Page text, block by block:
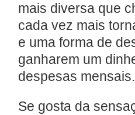
mais diversa que
cada vez mais
e uma forma de
ganharem um
despesas mensais.
Se gosta da